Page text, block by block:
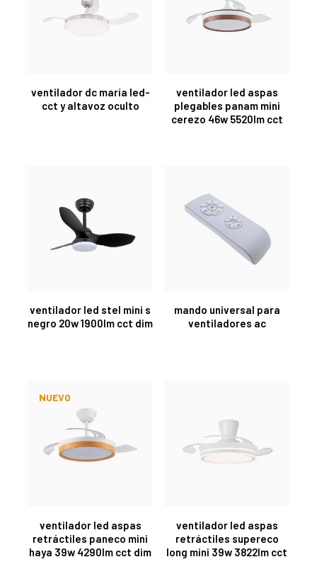
ventilador dc maría led-
cct y altavoz oculto
ventilador led aspas
plegables panam mini
cerezo 46w 5520lm cct
ventilador led stel mini s
negro 20w 1900lm cct dim
mando universal para
ventiladores ac
ventilador led aspas
retráctiles paneco mini
haya 39w 4290lm cct dim
NUEVO
ventilador led aspas
retráctiles supereco
long mini 39w 3822lm cct